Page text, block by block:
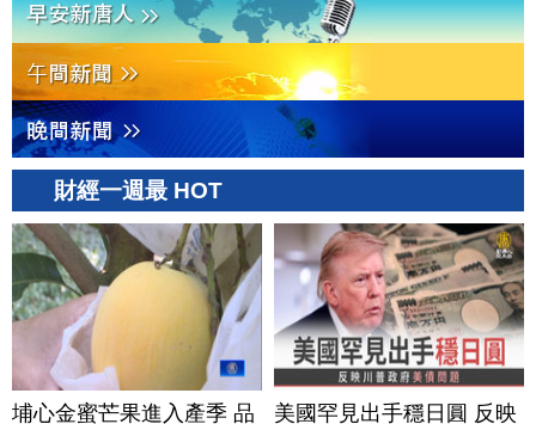
財經一週最 HOT
埔心金蜜芒果進入產季 品
美國罕見出手穩日圓 反映